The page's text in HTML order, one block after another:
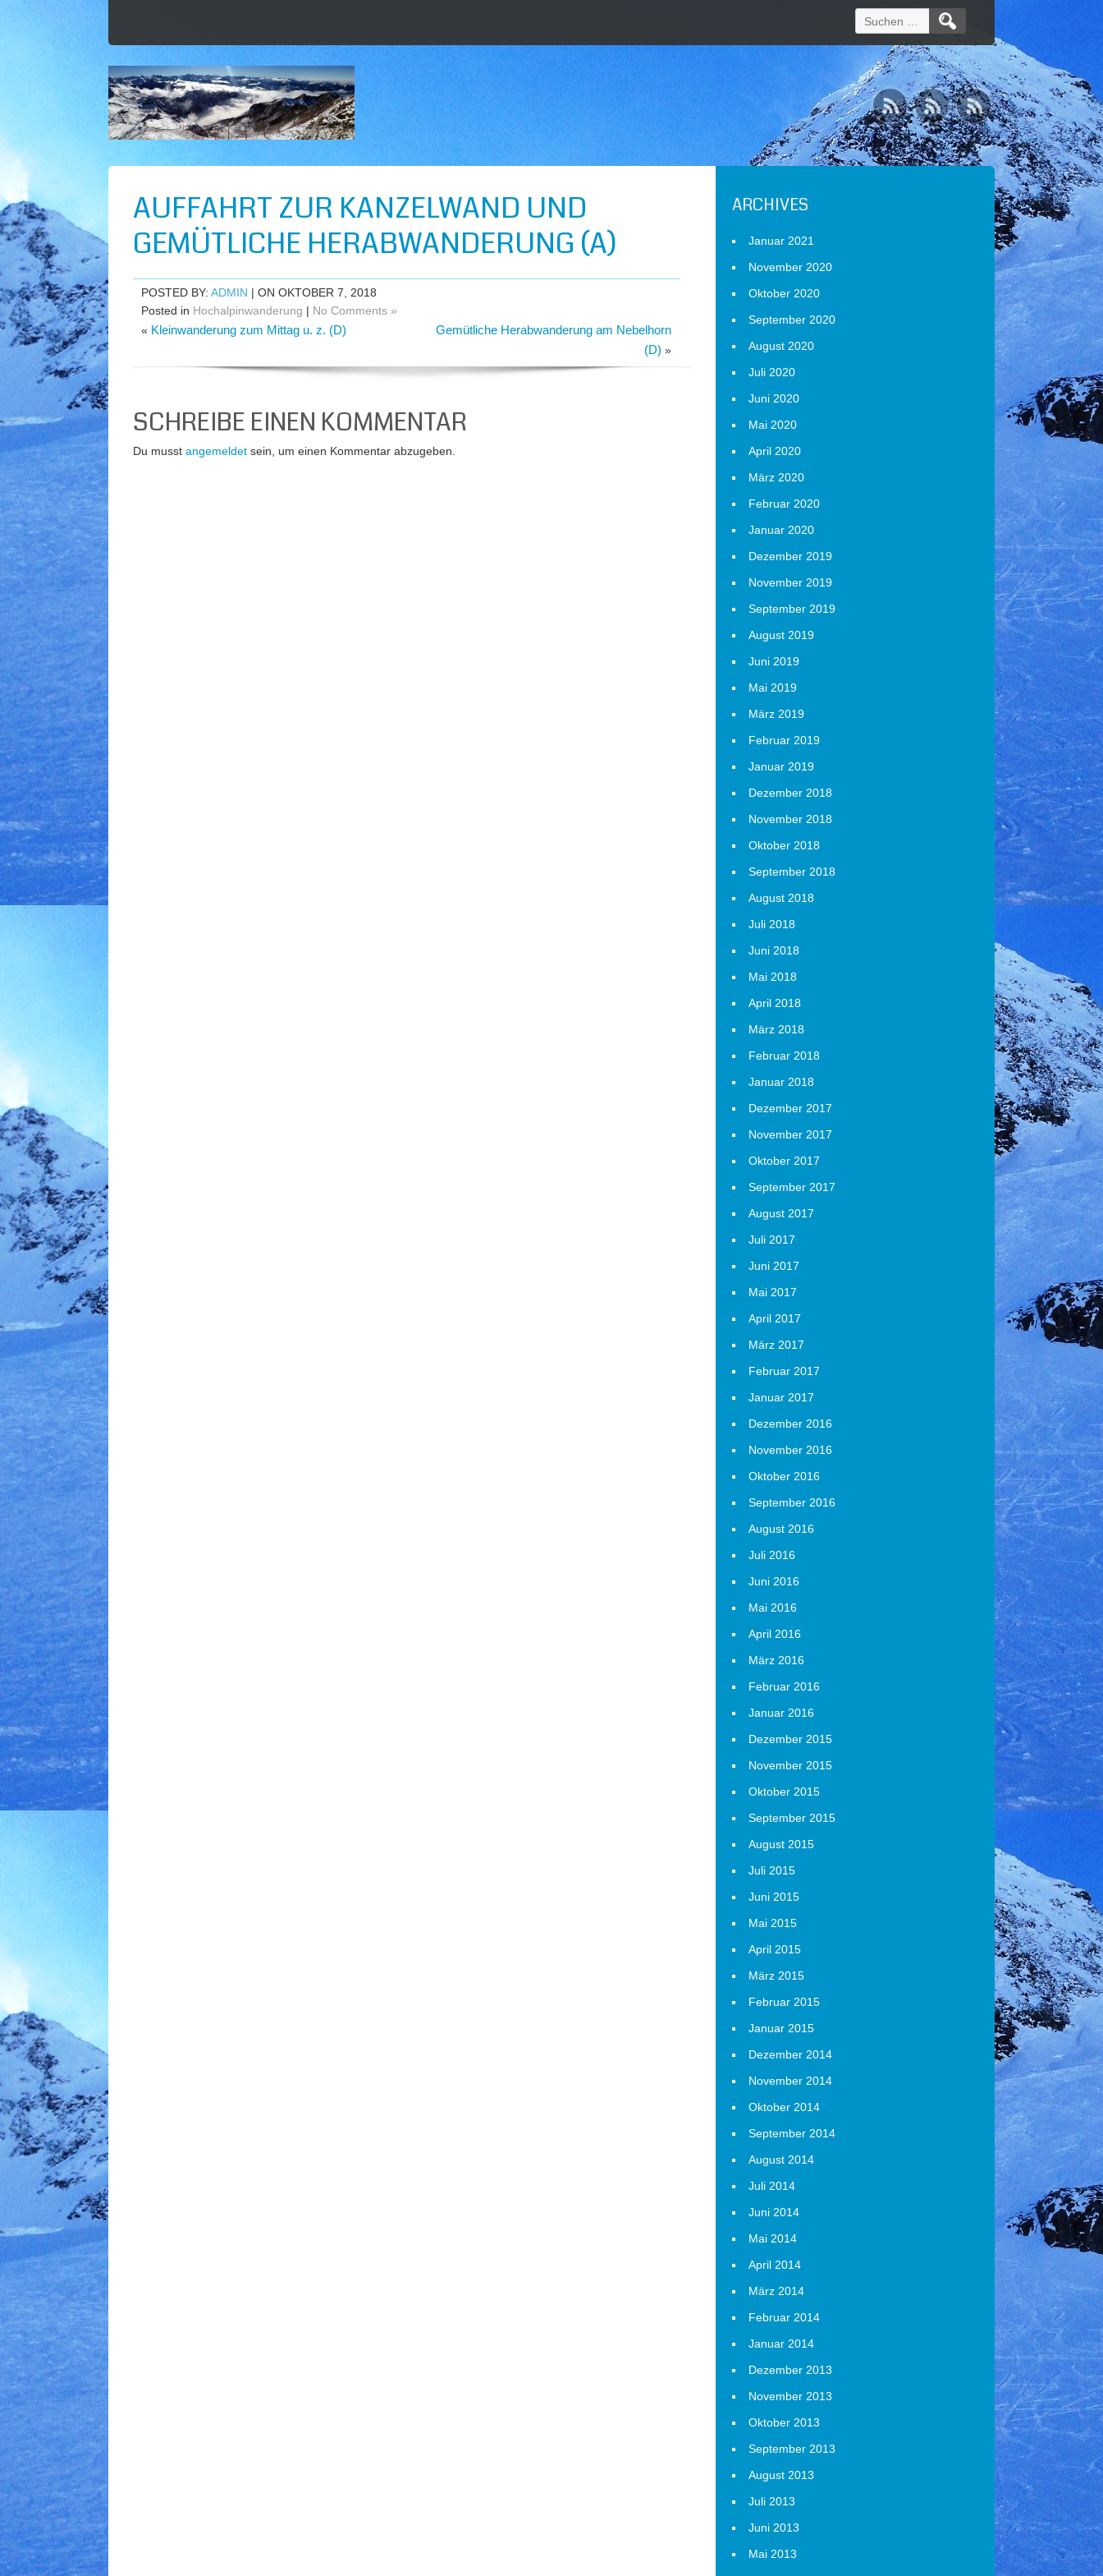
Suchen
nach:
AUFFAHRT ZUR KANZELWAND UND
GEMÜTLICHE HERABWANDERUNG (A)
POSTED BY: ADMIN | ON OKTOBER 7, 2018
Posted in Hochalpinwanderung | No Comments »
« Kleinwanderung zum Mittag u. z. (D)
Gemütliche Herabwanderung am Nebelhorn
(D) »
SCHREIBE EINEN KOMMENTAR
Du musst angemeldet sein, um einen Kommentar abzugeben.
ARCHIVES
Januar 2021
November 2020
Oktober 2020
September 2020
August 2020
Juli 2020
Juni 2020
Mai 2020
April 2020
März 2020
Februar 2020
Januar 2020
Dezember 2019
November 2019
September 2019
August 2019
Juni 2019
Mai 2019
März 2019
Februar 2019
Januar 2019
Dezember 2018
November 2018
Oktober 2018
September 2018
August 2018
Juli 2018
Juni 2018
Mai 2018
April 2018
März 2018
Februar 2018
Januar 2018
Dezember 2017
November 2017
Oktober 2017
September 2017
August 2017
Juli 2017
Juni 2017
Mai 2017
April 2017
März 2017
Februar 2017
Januar 2017
Dezember 2016
November 2016
Oktober 2016
September 2016
August 2016
Juli 2016
Juni 2016
Mai 2016
April 2016
März 2016
Februar 2016
Januar 2016
Dezember 2015
November 2015
Oktober 2015
September 2015
August 2015
Juli 2015
Juni 2015
Mai 2015
April 2015
März 2015
Februar 2015
Januar 2015
Dezember 2014
November 2014
Oktober 2014
September 2014
August 2014
Juli 2014
Juni 2014
Mai 2014
April 2014
März 2014
Februar 2014
Januar 2014
Dezember 2013
November 2013
Oktober 2013
September 2013
August 2013
Juli 2013
Juni 2013
Mai 2013